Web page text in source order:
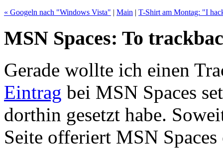
« Googeln nach "Windows Vista" | Main | T-Shirt am Montag: "I
MSN Spaces: To
Gerade wollte ich einen
Eintrag bei MSN Spaces
dorthin gesetzt habe.
Seite offeriert MSN